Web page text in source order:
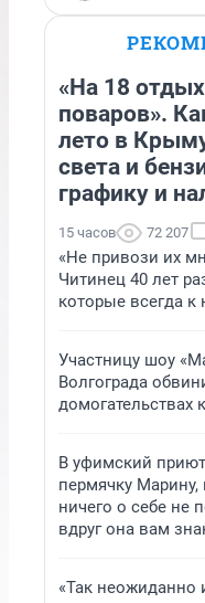
«На 18
поваров».
лето в
света и
графику и
15 часов 72 207
«Не привози их
Читинец 40 лет
которые всегда
Участницу шоу
Волгограда
домогательствах
В уфимский
пермячку Марину,
ничего о себе не
вдруг она вам
«Так неожиданно